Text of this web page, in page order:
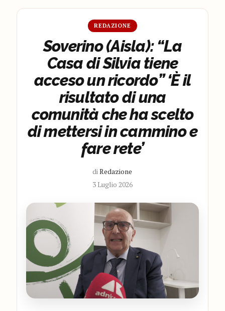
REDAZIONE
Soverino (Aisla): “La
Casa di Silvia tiene
acceso un ricordo” ‘È il
risultato di una
comunità che ha scelto
di mettersi in cammino e
fare rete’
diRedazione
3 Luglio 2026